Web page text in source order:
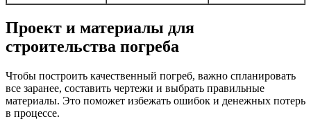
Проект и материалы для
строительства погреба
Чтобы построить качественный погреб, важно спланировать
все заранее, составить чертежи и выбрать правильные
материалы. Это поможет избежать ошибок и денежных потерь
в процессе.